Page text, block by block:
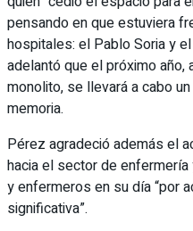
pensando en que estuviera
hospitales: el Pablo Soria y
adelantó que el próximo
monolito, se llevará a cabo
memoria.
Pérez agradeció además el
hacia el sector de
y enfermeros en su día “por
significativa”.